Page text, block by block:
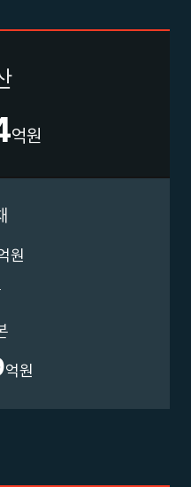
억원
원
억원